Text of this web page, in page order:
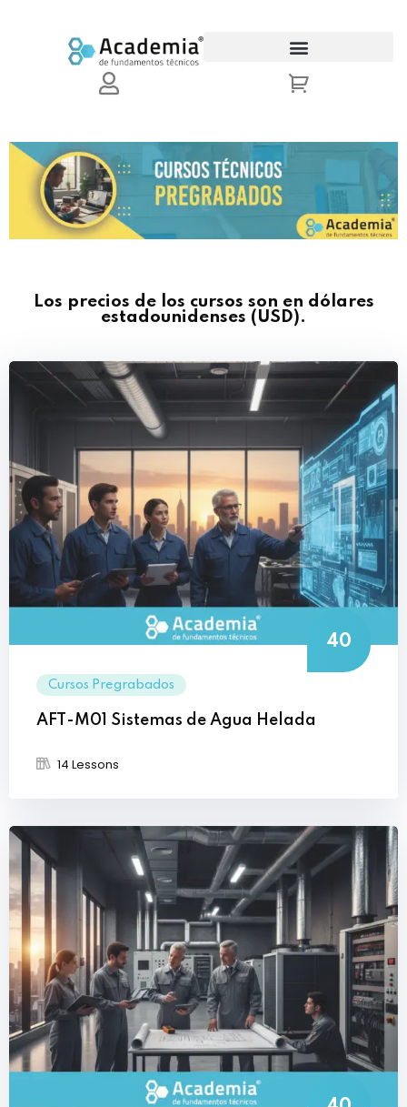
Los precios de los cursos son en dólares
estadounidenses (USD).
40
Cursos Pregrabados
AFT-M01 Sistemas de Agua Helada
14 Lessons
Sign in
Remember me Lost your password?